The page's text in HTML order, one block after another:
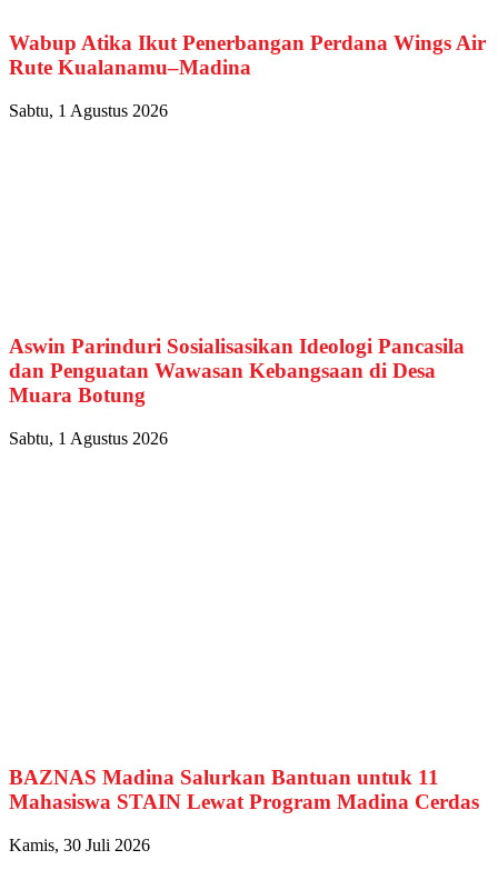
Wabup Atika Ikut Penerbangan Perdana Wings Air
Rute Kualanamu–Madina
Sabtu, 1 Agustus 2026
Aswin Parinduri Sosialisasikan Ideologi Pancasila
dan Penguatan Wawasan Kebangsaan di Desa
Muara Botung
Sabtu, 1 Agustus 2026
BAZNAS Madina Salurkan Bantuan untuk 11
Mahasiswa STAIN Lewat Program Madina Cerdas
Kamis, 30 Juli 2026